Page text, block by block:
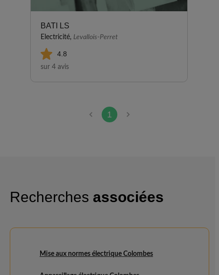
BATI LS
Electricité, Levallois-Perret
4.8
sur 4 avis
1
Recherches associées
Mise aux normes électrique Colombes